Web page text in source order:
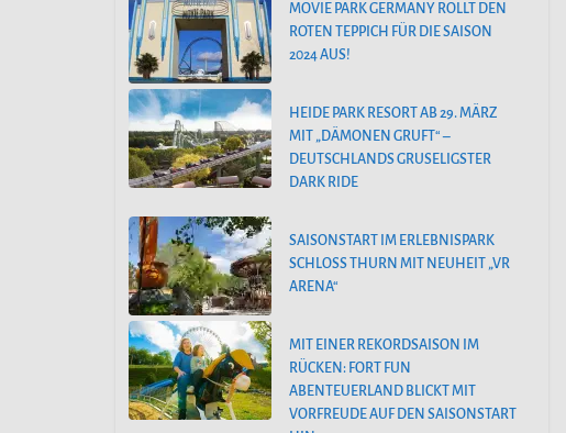
MOVIE PARK GERMANY ROLLT DEN
ROTEN TEPPICH FÜR DIE SAISON
2024 AUS!
HEIDE PARK RESORT AB 29. MÄRZ
MIT „DÄMONEN GRUFT“ –
DEUTSCHLANDS GRUSELIGSTER
DARK RIDE
SAISONSTART IM ERLEBNISPARK
SCHLOSS THURN MIT NEUHEIT „VR
ARENA“
MIT EINER REKORDSAISON IM
RÜCKEN: FORT FUN
ABENTEUERLAND BLICKT MIT
VORFREUDE AUF DEN SAISONSTART